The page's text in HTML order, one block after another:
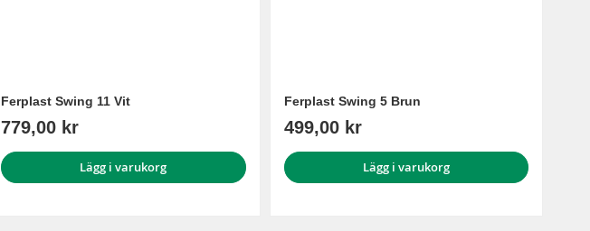
Ferplast Swing 11 Vit
779,00 kr
Lägg i varukorg
Ferplast Swing 5 Brun
499,00 kr
Lägg i varukorg